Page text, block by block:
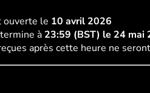
ouverte le 10 avril 2026
à 23:59 (BST) le 24 mai
après cette heure ne